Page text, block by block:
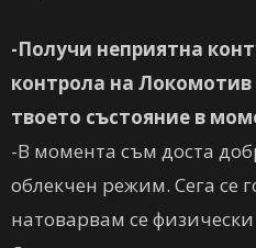
-Получи неприятна
контрола на
твоето състояние в
-В момента съм доста
облекчен режим. Сега се
натоварвам се